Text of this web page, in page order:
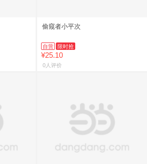
偷窥者小平次
自营 限时抢
¥25.10
0人评价